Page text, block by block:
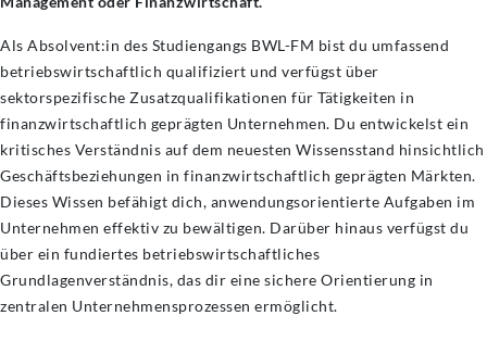
Als Absolvent:in des Studiengangs BWL-FM bist du umfassend
betriebswirtschaftlich qualifiziert und verfügst über
sektorspezifische Zusatzqualifikationen für Tätigkeiten in
finanzwirtschaftlich geprägten Unternehmen. Du entwickelst ein
kritisches Verständnis auf dem neuesten Wissensstand hinsichtlich
Geschäftsbeziehungen in finanzwirtschaftlich geprägten Märkten.
Dieses Wissen befähigt dich, anwendungsorientierte Aufgaben im
Unternehmen effektiv zu bewältigen. Darüber hinaus verfügst du
über ein fundiertes betriebswirtschaftliches
Grundlagenverständnis, das dir eine sichere Orientierung in
zentralen Unternehmensprozessen ermöglicht.